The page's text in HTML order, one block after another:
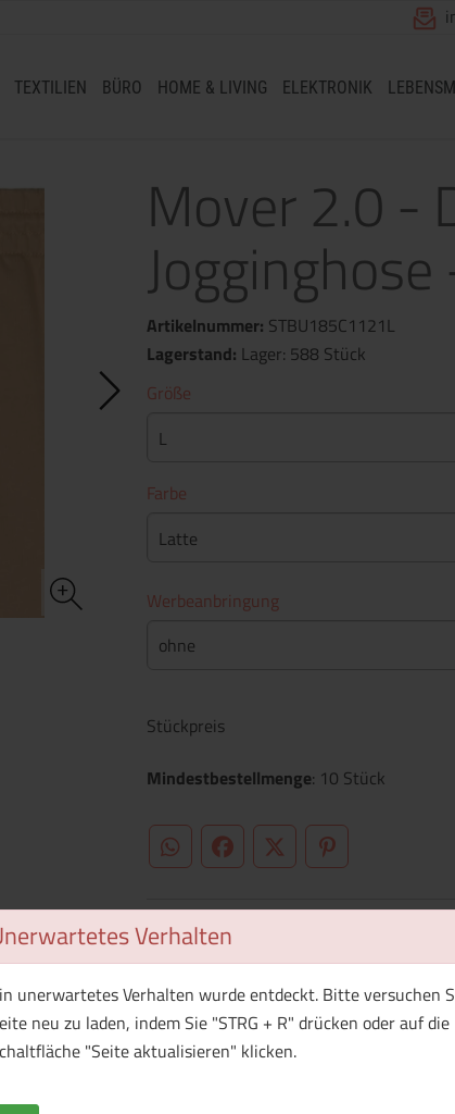
Verhalten
unerwartetes Verhalten wurde entdeckt. Bitte versuchen
neu zu laden, indem Sie "STRG + R" drücken oder auf die
"Seite aktualisieren" klicken.
TEXTILIEN BÜRO HOME & LIVING ELEKTRONIK
Mover 2.0 -
Artikelnummer: STBU185C1121L
Lagerstand: Lager: 588 Stück
Größe
L
Farbe
Latte
Werbeanbringung
ohne
Stückpreis
Mindestbestellmenge: 10 Stück
WhatsAppFacebookTwitterPinterest